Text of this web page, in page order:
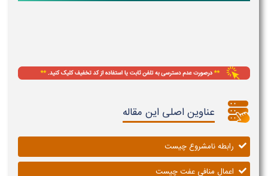
عناوین اصلی این مقاله
رابطه نامشروع چیست
اعمال منافی عفت چیست